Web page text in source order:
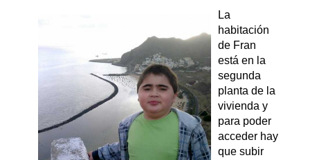
La
habitación
de Fran
está en la
segunda
planta de la
vivienda y
para poder
acceder hay
que subir